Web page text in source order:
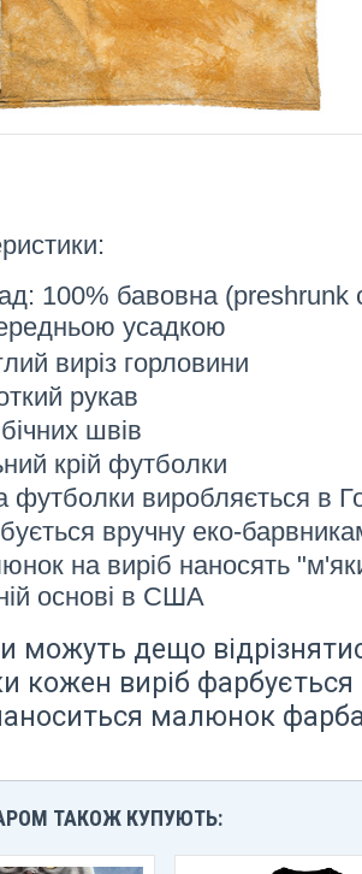
100% бавовна (preshrunk
усадкою
виріз горловини
рукав
швів
крій футболки
футболки виробляється в
вручну еко-
на виріб наносять
основі в США
можуть дещо
кожен виріб фарбується
малюнок
ТАКОЖ КУПУЮТЬ: